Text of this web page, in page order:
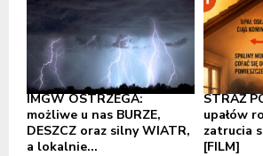
IMGW OSTRZEGA:
możliwe u nas BURZE,
DESZCZ oraz silny WIATR,
a lokalnie...
STRAŻ
upałów
zatrucia
[FILM]